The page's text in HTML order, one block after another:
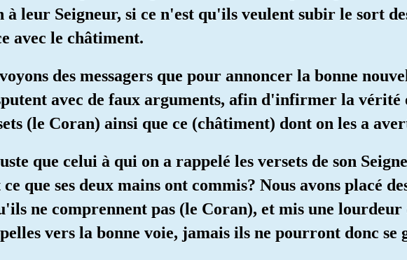
leur Seigneur, si ce n'est qu'ils veulent subir le sort
avec le châtiment.
des messagers que pour annoncer la bonne
avec de faux arguments, afin d'infirmer la vérité
(le Coran) ainsi que ce (châtiment) dont on les a
que celui à qui on a rappelé les versets de son
que ses deux mains ont commis? Nous avons placé
ne comprennent pas (le Coran), et mis une lourdeur
vers la bonne voie, jamais ils ne pourront donc se